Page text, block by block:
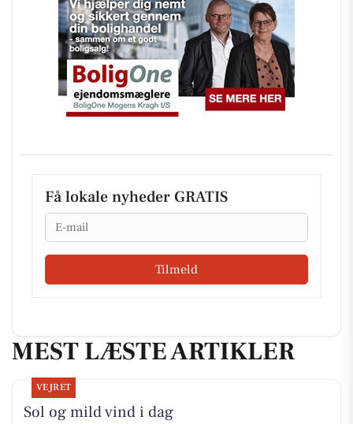
Få lokale nyheder GRATIS
Email
Tilmeld
MEST LÆSTE ARTIKLER
VEJRET
Sol og mild vind i dag